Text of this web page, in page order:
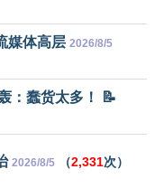
媒体高层 2026/8/5
：蠢货太多！ 📝
2026/8/5 （2,331次）